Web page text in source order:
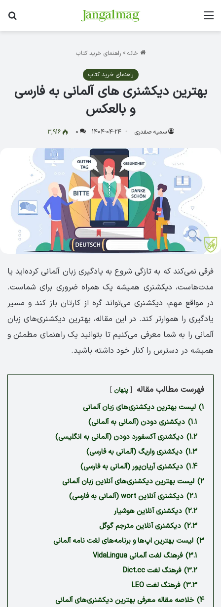
منو
خانه > راهنمای خرید کتاب
راهنمای خرید کتاب
بهترین دیکشنری های آلمانی به فارسی
و بالعکس
سمیه صفدری 1404-04-24
0
3,916
فرقی نمی‌کند که به تازگی شروع به یادگیری زبان آلمانی کرده‌اید یا
مدت‌هاست، دیکشنری همیشه یک همراه ضروری برای شماست.
در مواقع مهم، دیکشنری می‌تواند گره از کارتان باز کند و مسیر
یادگیری را هموارتر کند. در این مقاله، بهترین دیکشنری‌های زبان
آلمانی را به شما معرفی می‌کنیم تا بتوانید یک راهنمای مطمئن و
همیشه در دسترس را کنار خود داشته باشید.
فهرست مطالب مقاله پنهان
1) لیست بهترین دیکشنری‌های زبان آلمانی
1.1) دیکشنری دودن (آلمانی به آلمانی)
1.2) دیکشنری آکسفورد دودن (آلمانی به انگلیسی)
1.3) دیکشنری واریگ (آلمانی به فارسی)
1.4) دیکشنری آریان‌پور (آلمانی به فارسی)
2) لیست بهترین دیکشنری‌های آنلاین زبان آلمانی
2.1) دیکشنری آنلاین wort (آلمانی به فارسی)
2.2) دیکشنری آنلاین هوشیار
2.3) دیکشنری آنلاین مترجم گوگل
3) لیست بهترین اپ‌ها و برنامه‌های لغت نامه آلمانی
3.1) فرهنگ لغت آلمانی VidaLingua
3.2) فرهنگ لغت Dict.cc
3.3) فرهنگ لغت LEO
4) خلاصه مقاله معرفی بهترین دیکشنری‌های آلمانی